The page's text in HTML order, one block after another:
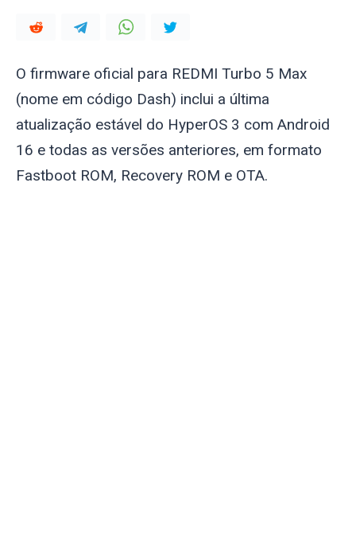
O firmware oficial para REDMI Turbo 5 Max
(nome em código Dash) inclui a última
atualização estável do HyperOS 3 com Android
16 e todas as versões anteriores, em formato
Fastboot ROM, Recovery ROM e OTA.